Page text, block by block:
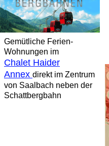
Gemütliche Ferien-
Wohnungen im
Chalet Haider
Annex direkt im Zentrum
von Saalbach neben der
Schattbergbahn